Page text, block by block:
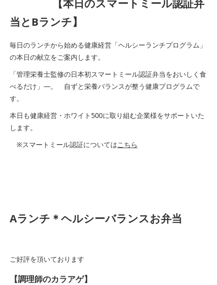
【本日のスマートミール認証弁
当とBランチ】
毎日のランチから始める健康経営「ヘルシーランチプログラム」
の本日の献立をご案内します。
「管理栄養士監修の日本初スマートミール認証弁当をおいしく食
べるだけ」―。 自ずと栄養バランスが整う健康プログラムで
す。
本日も健康経営・ホワイト500に取り組む企業様をサポートいた
します。
※スマートミール認証についてはこちら
Aランチ＊ヘルシーバランスお弁当
ご好評を頂いております
【調理師のカラアゲ】